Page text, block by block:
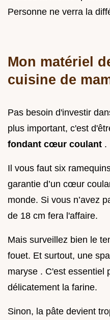
Personne ne verra la
Mon matériel
cuisine de
Pas besoin d'investir
plus important, c'est
fondant cœur coulant .
Il vous faut six
garantie d’un cœur
monde. Si vous n’avez
de 18 cm fera l'affaire.
Mais surveillez bien le
fouet. Et surtout, une
maryse . C'est essentiel
délicatement la farine.
Sinon, la pâte devient